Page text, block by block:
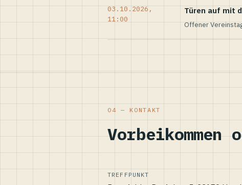
03.10.2026,
11:00
Türen auf mit
Offener
04 — KONTAKT
Vorbeikommen
TREFFPUNKT